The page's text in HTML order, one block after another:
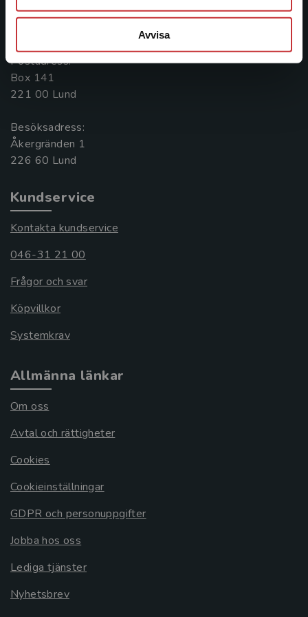
Avvisa
Kontakta oss
Postadress:
Box 141
221 00 Lund
Besöksadress:
Åkergränden 1
Kundservice
Kontakta kundservice
046-31 21 00
Frågor och svar
Köpvillkor
Systemkrav
Allmänna länkar
Om oss
Avtal och rättigheter
Cookies
Cookieinställningar
GDPR och personuppgifter
Jobba hos oss
Lediga tjänster
Nyhetsbrev